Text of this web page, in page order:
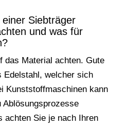
Siebträger
und was für
das Material achten. Gute
Edelstahl, welcher sich
Kunststoffmaschinen kann
achten Sie je nach Ihren